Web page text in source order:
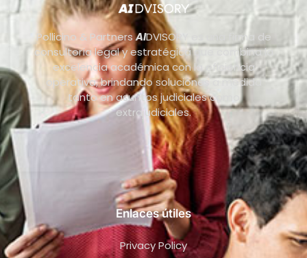
Pollicino & PartnersAIDVISORY es una firma de
consultoría legal y estratégica que combina la
excelencia académica con la eficiencia
operativa, brindando soluciones a medida
tanto en asuntos judiciales como
extrajudiciales.
Enlaces útiles
Privacy Policy